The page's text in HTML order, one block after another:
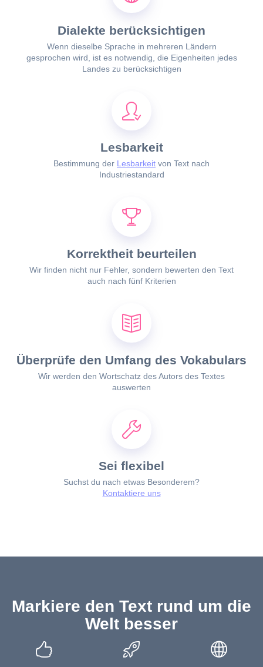
Dialekte berücksichtigen
Wenn dieselbe Sprache in mehreren Ländern
gesprochen wird, ist es notwendig, die Eigenheiten jedes
Landes zu berücksichtigen
Lesbarkeit
Bestimmung der Lesbarkeit von Text nach
Industriestandard
Korrektheit beurteilen
Wir finden nicht nur Fehler, sondern bewerten den Text
auch nach fünf Kriterien
Überprüfe den Umfang des Vokabulars
Wir werden den Wortschatz des Autors des Textes
auswerten
Sei flexibel
Suchst du nach etwas Besonderem?
Kontaktiere uns
Markiere den Text rund um die
Welt besser